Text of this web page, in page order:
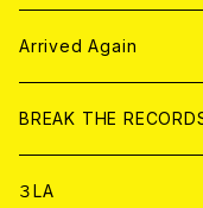
アパレル
書籍
DIGITAL CONTENTS
CD
アナログ
Arrived Again
CD
アナログ
BREAK THE
CD
３LA